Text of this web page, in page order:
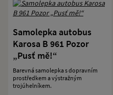
Samolepka autobus
Karosa B 961 Pozor
„Pusť mě!“
Barevná samolepka s dopravním
prostředkem a výstražným
trojúhelníkem.